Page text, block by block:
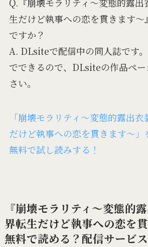
Q.『崩壊モラリティ～変態的露
生だけど執事への恋を貫きます
ですか？
A. DLsiteで配信中の同人誌です
でできるので、DLsiteの作品ペ
さい。
「崩壊モラリティ～変態的露出
だけど執事への恋を貫きます～」
無料で試し読みする！
『崩壊モラリティ～変態的
界転生だけど執事への恋を
無料で読める？配信サービ